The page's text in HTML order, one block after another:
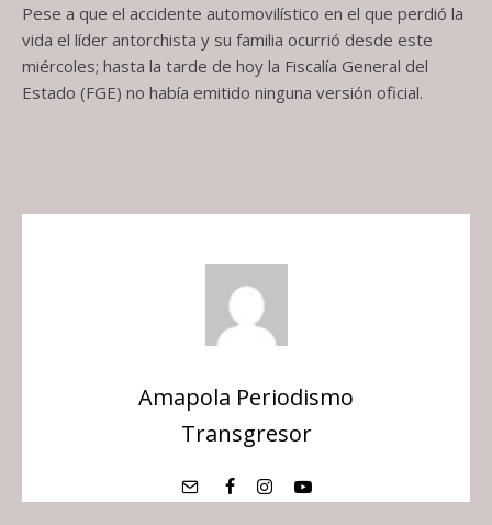
Pese a que el accidente automovilístico en el que perdió la
vida el líder antorchista y su familia ocurrió desde este
miércoles; hasta la tarde de hoy la Fiscalía General del
Estado (FGE) no había emitido ninguna versión oficial.
Amapola Periodismo
Transgresor